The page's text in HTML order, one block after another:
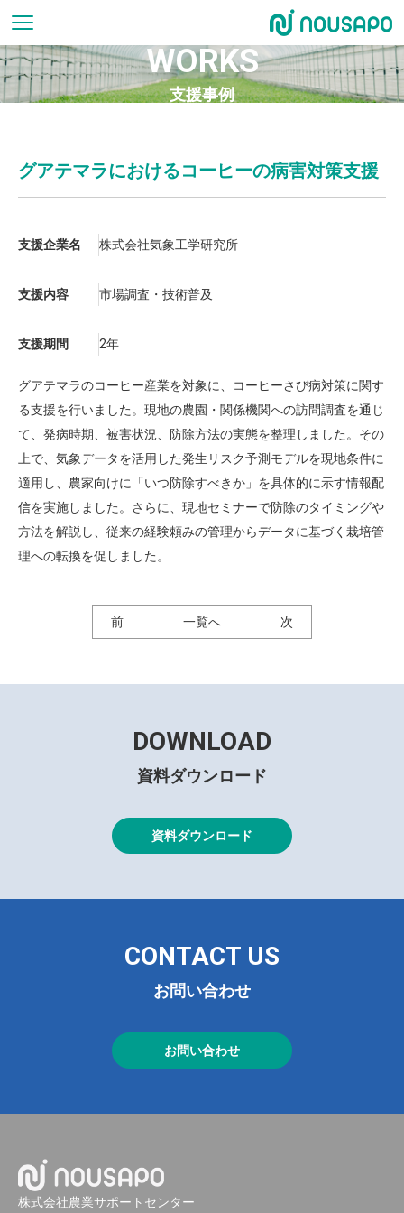
WORKS
支援事例
グアテマラにおけるコーヒーの病害対策支援
支援企業名 株式会社気象工学研究所
支援内容 市場調査・技術普及
支援期間 2年
グアテマラのコーヒー産業を対象に、コーヒーさび病対策に関す
る支援を行いました。現地の農園・関係機関への訪問調査を通じ
て、発病時期、被害状況、防除方法の実態を整理しました。その
上で、気象データを活用した発生リスク予測モデルを現地条件に
適用し、農家向けに「いつ防除すべきか」を具体的に示す情報配
信を実施しました。さらに、現地セミナーで防除のタイミングや
方法を解説し、従来の経験頼みの管理からデータに基づく栽培管
理への転換を促しました。
前 一覧へ 次
DOWNLOAD
資料ダウンロード
資料ダウンロード
CONTACT US
お問い合わせ
お問い合わせ
株式会社農業サポートセンター